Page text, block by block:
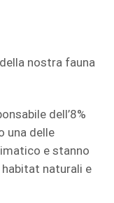
nostra fauna
dell’8%
una delle
e stanno
naturali e